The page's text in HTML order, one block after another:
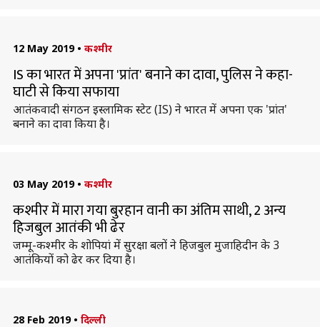
12 May 2019 • कश्मीर
IS का भारत में अपना 'प्रांत' बनाने का दावा, पुलिस ने कहा-
घाटी से किया सफाया
आतंकवादी संगठन इस्लामिक स्टेट (IS) ने भारत में अपना एक 'प्रांत'
बनाने का दावा किया है।
03 May 2019 • कश्मीर
कश्मीर में मारा गया बुरहान वानी का अंतिम साथी, 2 अन्य
हिजबुल आतंकी भी ढेर
जम्मू-कश्मीर के शोपियां में सुरक्षा बलों ने हिजबुल मुजाहिदीन के 3
आतंकियों को ढेर कर दिया है।
28 Feb 2019 • दिल्ली